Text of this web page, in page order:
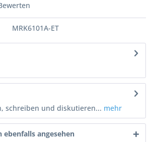
MRK6101A-ET
schreiben und diskutieren... mehr
ebenfalls angesehen